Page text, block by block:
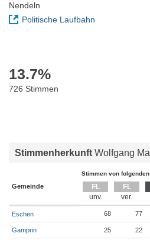
Nendeln
Politische Laufbahn
13.7%
726 Stimmen
Stimmenherkunft Wolfgang
Stimmen von
Gemeinde FL FL
Eschen 68 77
Gamprin 25 22